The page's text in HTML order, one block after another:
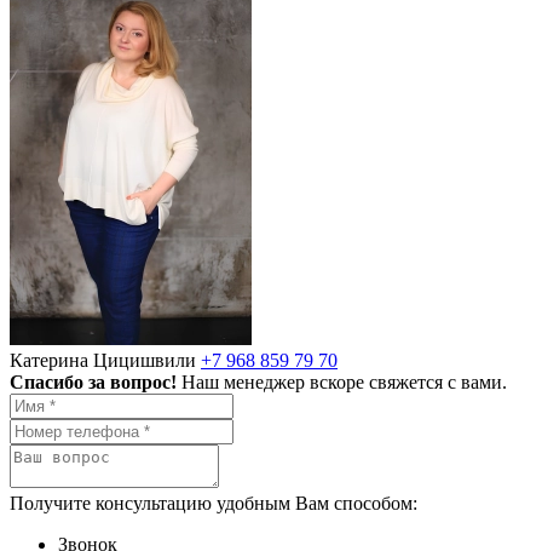
Катерина Цицишвили +7 968 859 79 70
Спасибо за вопрос! Наш менеджер вскоре свяжется с вами.
Получите консультацию удобным Вам способом:
Звонок